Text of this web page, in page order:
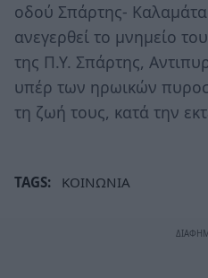
οδού Σπάρτης-
ανεγερθεί το μνημείο
της Π.Υ. Σπάρτης,
υπέρ των ηρωικών
τη ζωή τους, κατά την
TAGS: ΚΟΙΝΩΝΙΑ